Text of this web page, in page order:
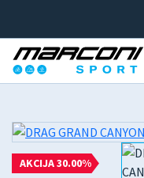
AKCIJA 30.00%